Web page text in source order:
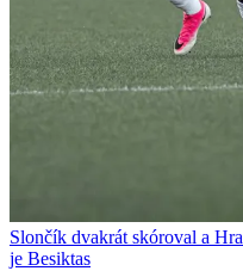
Slončík dvakrát skóroval a
je Besiktas